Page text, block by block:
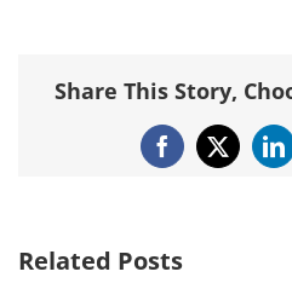
Share This Story,
Facebook
X
Related Posts